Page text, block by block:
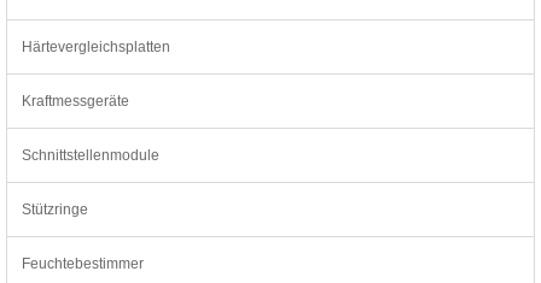
Härtevergleichsplatten
Kraftmessgeräte
Schnittstellenmodule
Stützringe
Feuchtebestimmer